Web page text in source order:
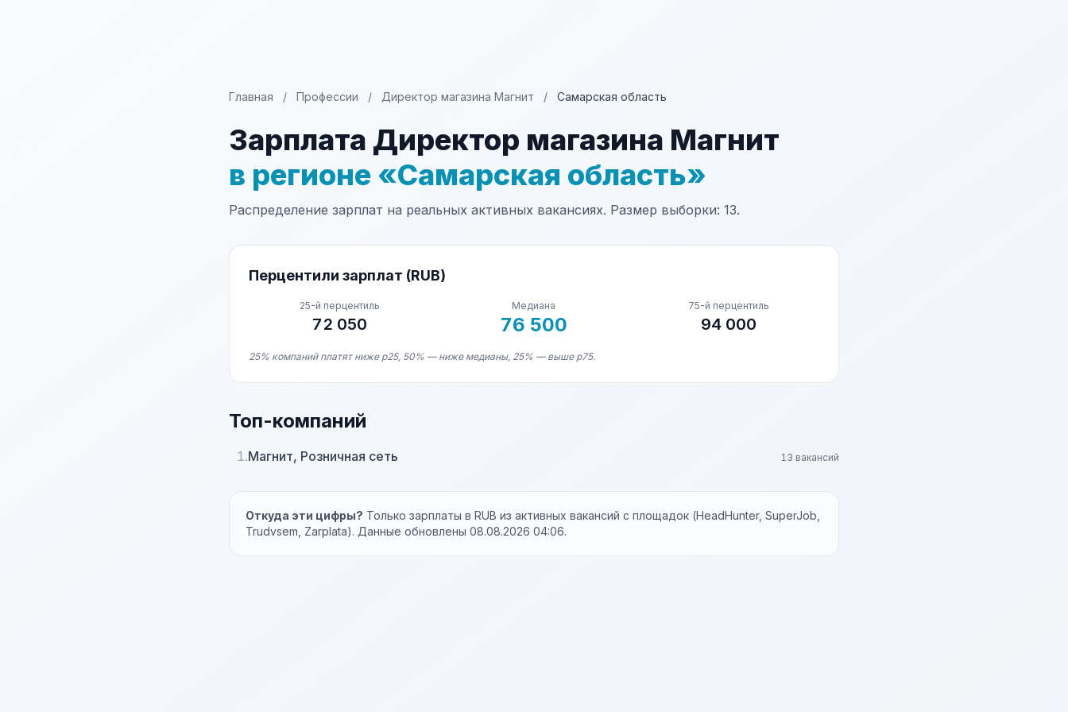
Главная / Профессии / Директор магазина Магнит / Самарская область
Зарплата Директор магазина Магнит
в регионе «Самарская область»
Распределение зарплат на реальных активных вакансиях. Размер выборки: 13.
Перцентили зарплат (RUB)
25-й перцентиль
72 050
Медиана
76 500
75-й перцентиль
94 000
25% компаний платят ниже p25, 50% — ниже медианы, 25% — выше p75.
Топ-компаний
1.Магнит, Розничная сеть 13 вакансий
Откуда эти цифры? Только зарплаты в RUB из активных вакансий с площадок (HeadHunter, SuperJob,
Trudvsem, Zarplata). Данные обновлены 08.08.2026 04:06.